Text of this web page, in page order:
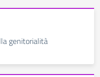
genitorialità